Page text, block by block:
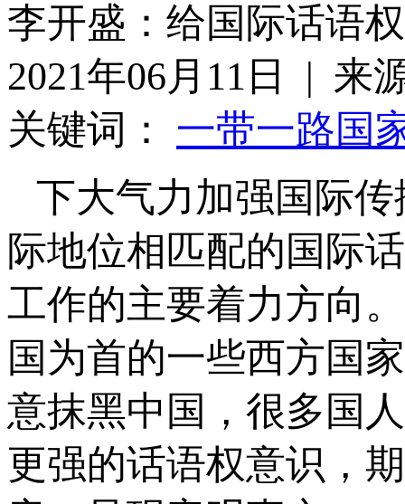
李开盛：给国际话语
2021年06月11日 | 来
关键词： 一带一路 国
下大气力加强国际
际地位相匹配的国际
工作的主要着力方向
国为首的一些西方国
意抹黑中国，很多国
更强的话语权意识，